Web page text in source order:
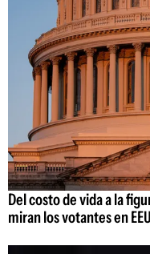
Del costo de vida a la
miran los votantes en